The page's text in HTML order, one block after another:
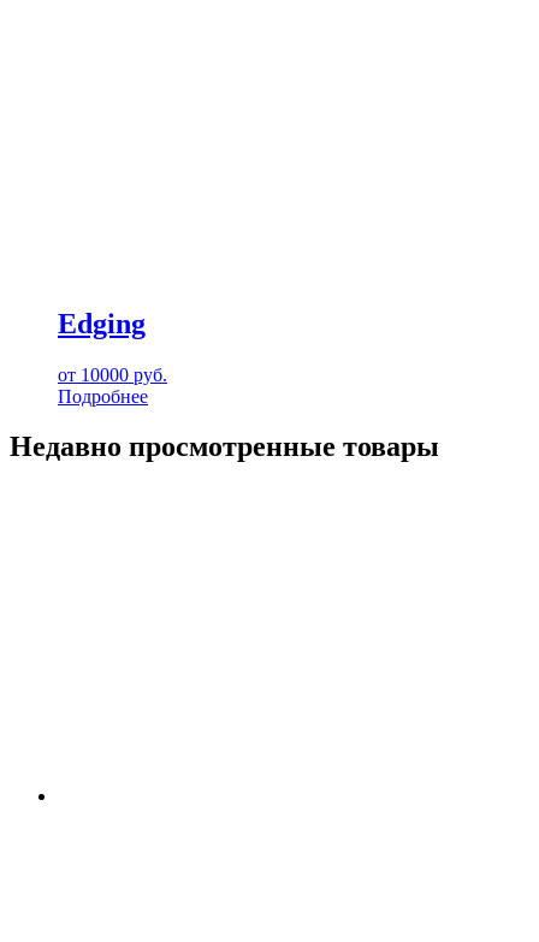
Edging
от 10000 руб.
Подробнее
Недавно просмотренные товары